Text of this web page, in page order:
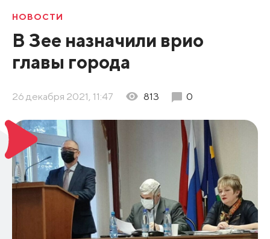
НОВОСТИ
В Зее назначили врио
главы города
26 декабря 2021, 11:47 813 0